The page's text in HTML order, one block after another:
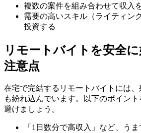
複数の案件を組み合わせて収入
需要の高いスキル（ライティン
投資する
リモートバイトを安全
注意点
在宅で完結するリモートバイトには
も紛れ込んでいます。以下のポイン
避けましょう。
「1日数分で高収入」など、う